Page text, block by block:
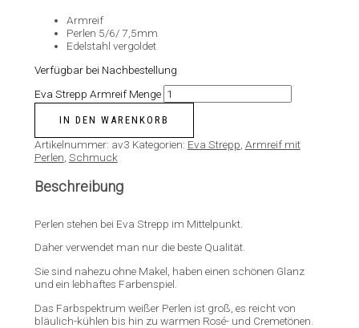
Armreif
Perlen 5/6/ 7,5mm
Edelstahl vergoldet
Verfügbar bei Nachbestellung
Eva Strepp Armreif Menge
IN DEN WARENKORB
Artikelnummer: av3 Kategorien: Eva Strepp Armreif mit
Perlen Schmuck
Beschreibung
Perlen stehen bei Eva Strepp im Mittelpunkt.
Daher verwendet man nur die beste Qualität.
Sie sind nahezu ohne Makel, haben einen schönen Glanz
und ein lebhaftes Farbenspiel.
Das Farbspektrum weißer Perlen ist groß, es reicht von
bläulich-kühlen bis hin zu warmen Rosé- und Cremetönen.